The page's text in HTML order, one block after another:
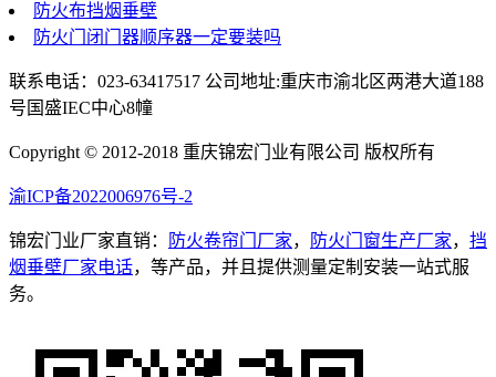
防火布挡烟垂壁
防火门闭门器顺序器一定要装吗
联系电话：023-63417517 公司地址:重庆市渝北区两港大道188
号国盛IEC中心8幢
Copyright © 2012-2018 重庆锦宏门业有限公司 版权所有
渝ICP备2022006976号-2
锦宏门业厂家直销： 防火卷帘门厂家， 防火门窗生产厂家， 挡
烟垂壁厂家电话，等产品，并且提供测量定制安装一站式服
务。